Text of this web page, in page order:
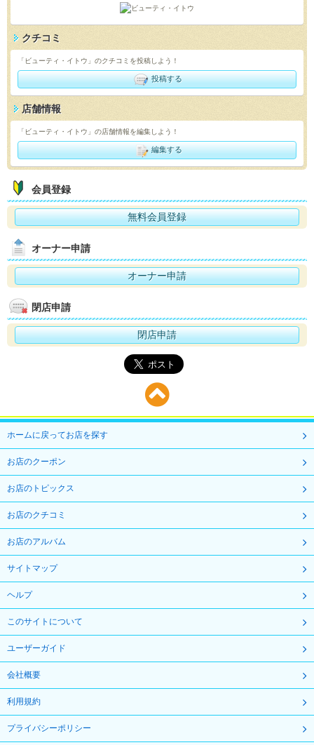
クチコミ
「ビューティ・イトウ」のクチコミを投稿しよう！
投稿する
店舗情報
「ビューティ・イトウ」の店舗情報を編集しよう！
編集する
会員登録
無料会員登録
オーナー申請
オーナー申請
閉店申請
閉店申請
ホームに戻ってお店を探す
お店のクーポン
お店のトピックス
お店のクチコミ
お店のアルバム
サイトマップ
ヘルプ
このサイトについて
ユーザーガイド
会社概要
利用規約
プライバシーポリシー